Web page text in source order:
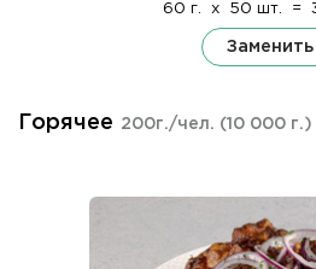
60 г. x 50 шт. =
Заменить
Горячее 200г./чел. (10 000 г.)